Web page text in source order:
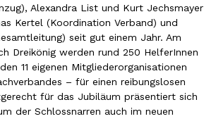
Alexandra List und Kurt Jechsmayer
Kertel (Koordination Verband) und
seit gut einem Jahr. Am
Dreikönig werden rund 250 HelferInnen
11 eigenen Mitgliederorganisationen
– für einen reibungslosen
für das Jubiläum präsentiert sich
der Schlossnarren auch im neuen